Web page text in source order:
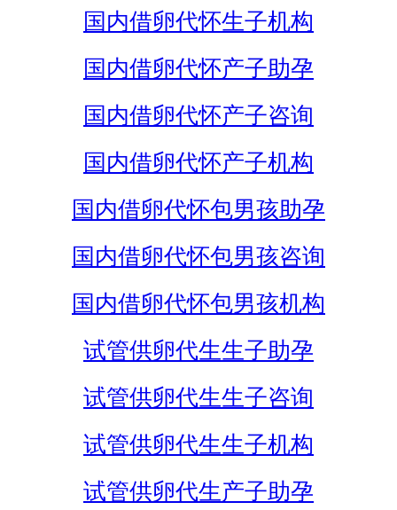
国内借卵代怀生子机构
国内借卵代怀产子助孕
国内借卵代怀产子咨询
国内借卵代怀产子机构
国内借卵代怀包男孩助孕
国内借卵代怀包男孩咨询
国内借卵代怀包男孩机构
试管供卵代生生子助孕
试管供卵代生生子咨询
试管供卵代生生子机构
试管供卵代生产子助孕